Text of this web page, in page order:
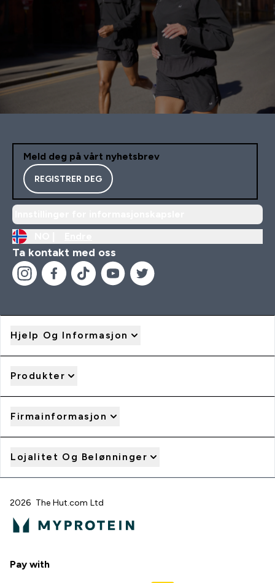
Meld deg på vårt nyhetsbrev
REGISTRER DEG
Ta kontakt med oss
Hjelp Og Informasjon
Produkter
Firmainformasjon
Lojalitet Og Belønninger
2026 The Hut.com Ltd
Pay with